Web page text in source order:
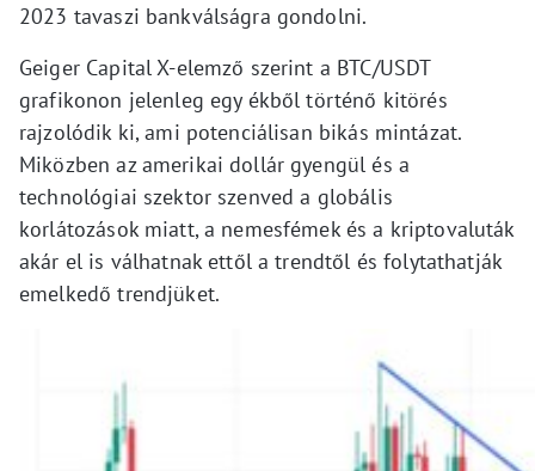
2023 tavaszi bankválságra gondolni.
Geiger Capital X-elemző szerint a BTC/USDT
grafikonon jelenleg egy ékből történő kitörés
rajzolódik ki, ami potenciálisan bikás mintázat.
Miközben az amerikai dollár gyengül és a
technológiai szektor szenved a globális
korlátozások miatt, a nemesfémek és a kriptovaluták
akár el is válhatnak ettől a trendtől és folytathatják
emelkedő trendjüket.